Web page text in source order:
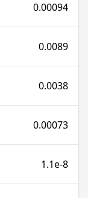
0.00094
0.0089
0.0038
0.00073
1.1e-8